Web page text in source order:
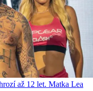
až 12 let. Matka Lea